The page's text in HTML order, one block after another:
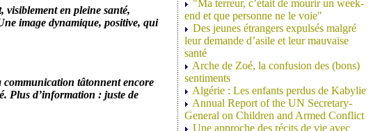
en pleine santé,
image dynamique, positive, qui
communication tâtonnent encore
Plus d’information : juste de
"Ma terreur, c’était de mourir un week-
end et que personne ne le voie"
Des jeunes étrangers expulsés malgré
leur demande d’asile et leur mauvaise
santé
Arche de Zoé, la confusion des (bons)
sentiments
Algérie : Les enfants perdus de Kabylie
Annual Report of the UN Secretary-
General on Children and Armed Conflict
Une approche des récits de vie avec